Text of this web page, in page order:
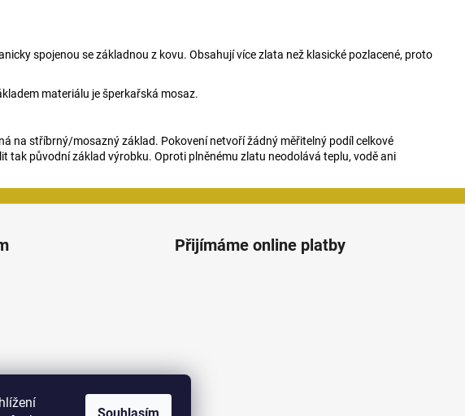
spojenou se základnou z kovu. Obsahují více zlata než klasické pozlacené, proto
materiálu je šperkařská mosaz.
na stříbrný/mosazný základ. Pokovení netvoří žádný měřitelný podíl celkové
tak původní základ výrobku. Oproti plněnému zlatu neodolává teplu, vodě ani
Přijímáme online platby